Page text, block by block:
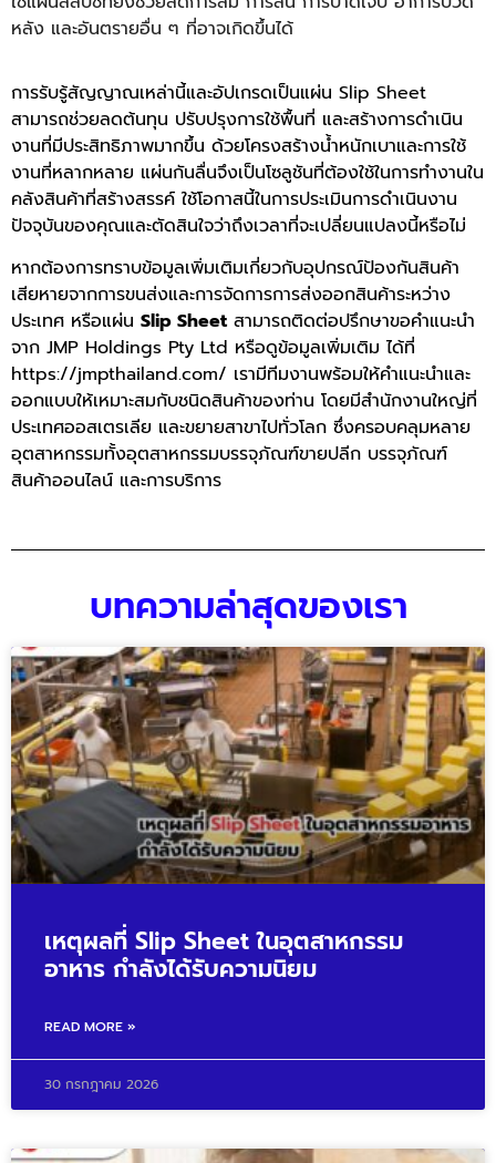
หลัง และอันตรายอื่น ๆ ที่อาจเกิดขึ้นได้
การรับรู้สัญญาณเหล่านี้และอัปเกรดเป็นแผ่น Slip Sheet
สามารถช่วยลดต้นทุน ปรับปรุงการใช้พื้นที่ และสร้างการดำเนิน
งานที่มีประสิทธิภาพมากขึ้น ด้วยโครงสร้างน้ำหนักเบาและการใช้
งานที่หลากหลาย แผ่นกันลื่นจึงเป็นโซลูชันที่ต้องใช้ในการทำงานใน
คลังสินค้าที่สร้างสรรค์ ใช้โอกาสนี้ในการประเมินการดำเนินงาน
ปัจจุบันของคุณและตัดสินใจว่าถึงเวลาที่จะเปลี่ยนแปลงนี้หรือไม่
หากต้องการทราบข้อมูลเพิ่มเติมเกี่ยวกับอุปกรณ์ป้องกันสินค้า
เสียหายจากการขนส่งและการจัดการการส่งออกสินค้าระหว่าง
ประเทศ หรือแผ่น Slip Sheet สามารถติดต่อปรึกษาขอคำแนะนำ
จาก JMP Holdings Pty Ltd หรือดูข้อมูลเพิ่มเติม ได้ที่
https://jmpthailand.com/ เรามีทีมงานพร้อมให้คำแนะนำและ
ออกแบบให้เหมาะสมกับชนิดสินค้าของท่าน โดยมีสำนักงานใหญ่ที่
ประเทศออสเตรเลีย และขยายสาขาไปทั่วโลก ซึ่งครอบคลุมหลาย
อุตสาหกรรมทั้งอุตสาหกรรมบรรจุภัณฑ์ขายปลีก บรรจุภัณฑ์
สินค้าออนไลน์ และการบริการ
บทความล่าสุดของเรา
เหตุผลที่ Slip Sheet ในอุตสาหกรรม
อาหาร กำลังได้รับความนิยม
READ MORE »
30 กรกฎาคม 2026